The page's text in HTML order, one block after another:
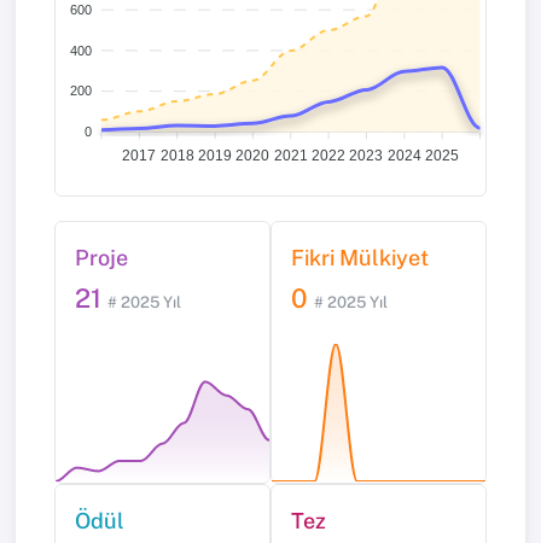
600
400
200
0
2017 2018 2019 2020 2021 2022 2023 2024 2025
Proje
21 # 2025 Yıl
Fikri Mülkiyet
0 # 2025 Yıl
Ödül Tez